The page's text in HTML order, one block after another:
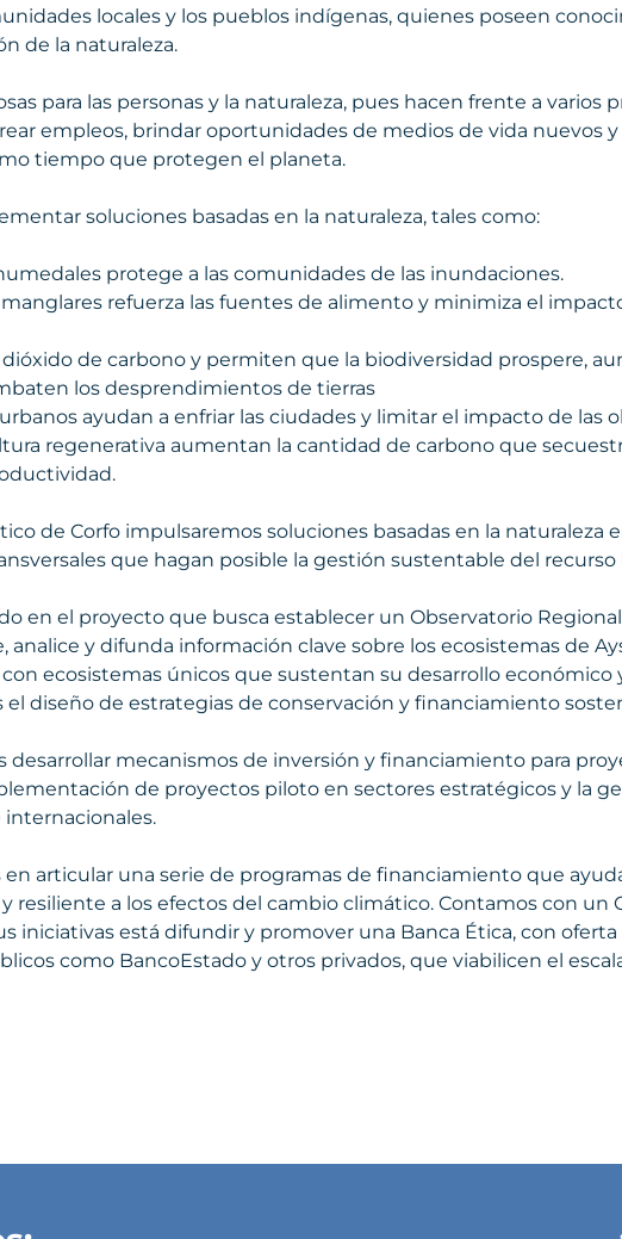
locales y los pueblos indígenas, quienes poseen
de la naturaleza.
para las personas y la naturaleza, pues hacen frente a varios
empleos, brindar oportunidades de medios de vida nuevos y
tiempo que protegen el planeta.
soluciones basadas en la naturaleza, tales como:
protege a las comunidades de las inundaciones.
refuerza las fuentes de alimento y minimiza el
de carbono y permiten que la biodiversidad prospere,
los desprendimientos de tierras
ayudan a enfriar las ciudades y limitar el impacto de las
regenerativa aumentan la cantidad de carbono que
de Corfo impulsaremos soluciones basadas en la naturaleza
que hagan posible la gestión sustentable del recurso
en el proyecto que busca establecer un Observatorio
analice y difunda información clave sobre los ecosistemas de
ecosistemas únicos que sustentan su desarrollo económico
el diseño de estrategias de conservación y financiamiento
desarrollar mecanismos de inversión y financiamiento para
de proyectos piloto en sectores estratégicos y la
internacionales.
en articular una serie de programas de financiamiento que
resiliente a los efectos del cambio climático. Contamos con un
iniciativas está difundir y promover una Banca Ética, con
como BancoEstado y otros privados, que viabilicen el